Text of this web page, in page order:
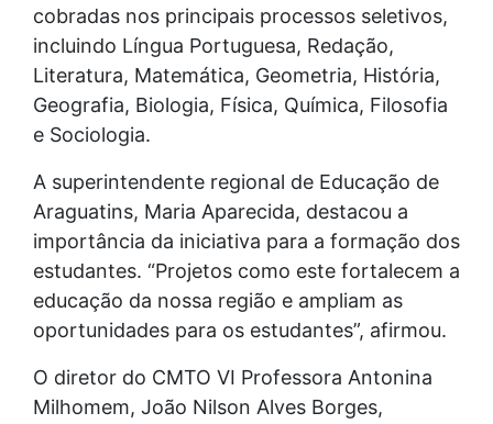
cobradas nos principais processos seletivos,
incluindo Língua Portuguesa, Redação,
Literatura, Matemática, Geometria, História,
Geografia, Biologia, Física, Química, Filosofia
e Sociologia.
A superintendente regional de Educação de
Araguatins, Maria Aparecida, destacou a
importância da iniciativa para a formação dos
estudantes. “Projetos como este fortalecem a
educação da nossa região e ampliam as
oportunidades para os estudantes”, afirmou.
O diretor do CMTO VI Professora Antonina
Milhomem, João Nilson Alves Borges,